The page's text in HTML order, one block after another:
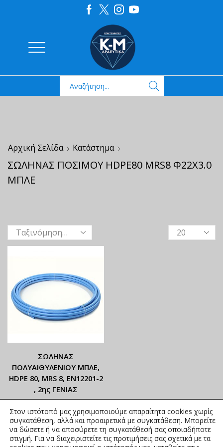
Αρχική Σελίδα Κατάστημα
ΣΩΛΗΝΑΣ ΠΟΣΙΜΟΥ HDPE80 MRS8 Φ22Χ3.0
ΜΠΛΕ
ΣΩΛΗΝΑΣ
ΠΟΛΥΑΙΘΥΛΕΝΙΟΥ ΜΠΛΕ,
ΗDΡΕ 80, MRS 8, ΕΝ12201-2
, 2ης ΓΕΝΙΑΣ
ΑΝΑΓΡΑΦΟΝΤΑΙ ΣΤΟ
ΑΝΗΡΤΗΜΕΝΟ PDF
0,71€ –2,06€ συμπ. Φ.Π.Α.
Στον ιστότοπό μας χρησιμοποιούμε απαραίτητα cookies χωρίς
συγκατάθεση, αλλά και προαιρετικά με συγκατάθεση. Μπορείτε
να δώσετε ή να αποσύρετε τη συγκατάθεσή σας οποιαδήποτε
στιγμή. Για να διαχειριστείτε τις προτιμήσεις σας σχετικά με τα